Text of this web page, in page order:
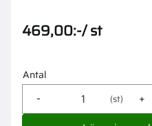
469,00:-/st
Antal
st +
-